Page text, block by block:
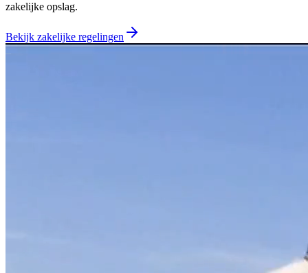
zakelijke opslag.
Bekijk zakelijke regelingen